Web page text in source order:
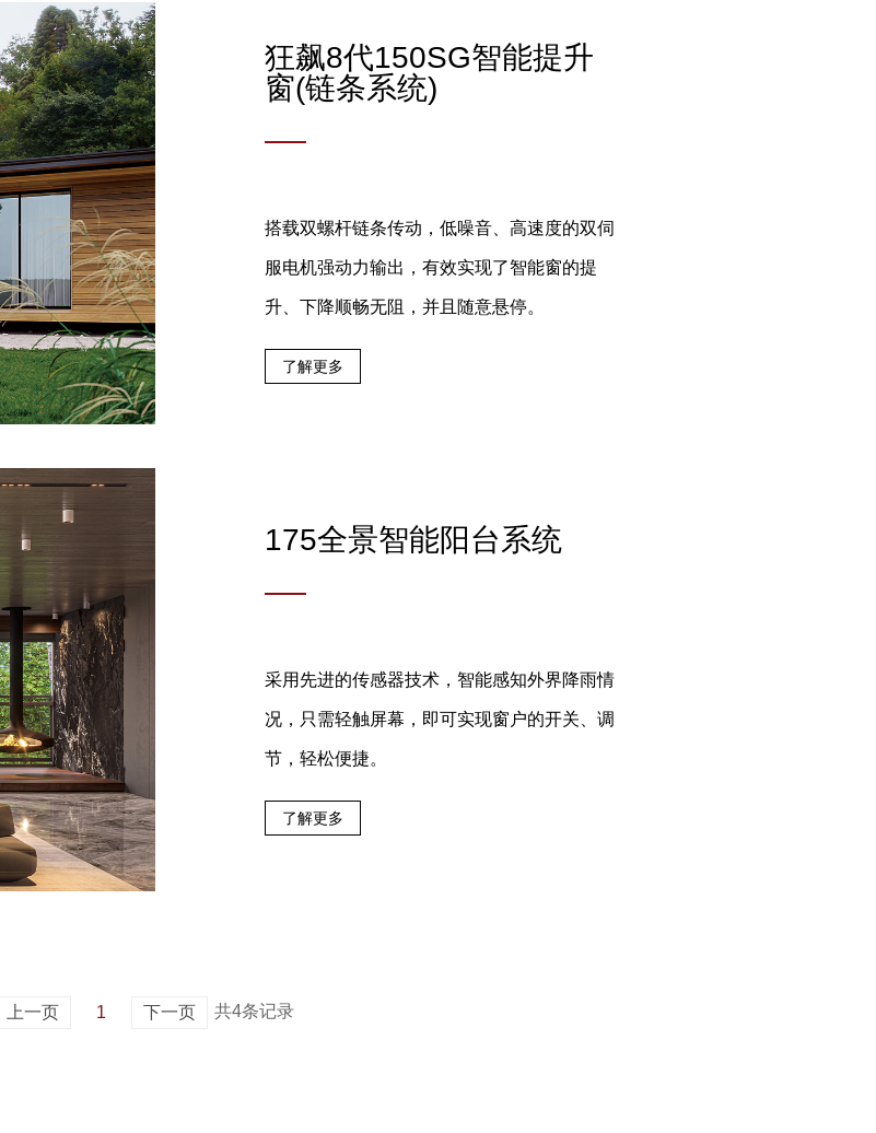
狂飙8代150SG智能提升
窗(链条系统)
搭载双螺杆链条传动，低噪音、高速度的双伺
服电机强动力输出，有效实现了智能窗的提
升、下降顺畅无阻，并且随意悬停。
了解更多
175全景智能阳台系统
采用先进的传感器技术，智能感知外界降雨情
况，只需轻触屏幕，即可实现窗户的开关、调
节，轻松便捷。
了解更多
上一页 1 下一页 共4条记录